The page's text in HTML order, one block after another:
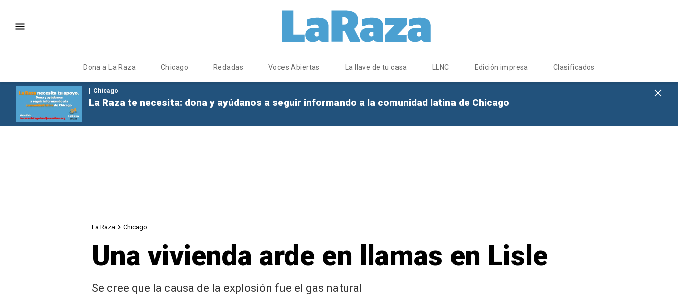
Dona a La Raza Chicago Redadas Voces Abiertas La llave de tu casa LLNC Edición impresa Clasificados
Chicago
La Raza te necesita: dona y ayúdanos a seguir informando a la comunidad latina de Chicago
La Raza Chicago
Una vivienda arde en llamas en Lisle
Se cree que la causa de la explosión fue el gas natural